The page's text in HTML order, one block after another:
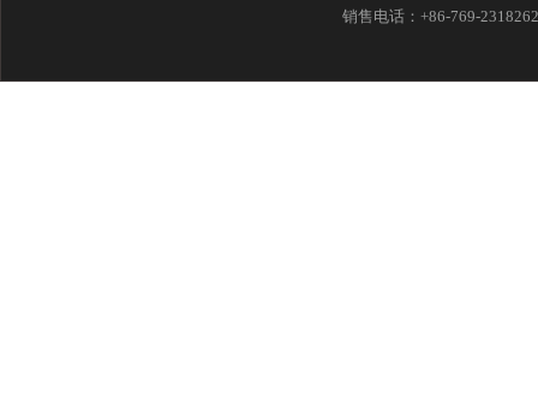
销售电话：+86-769-